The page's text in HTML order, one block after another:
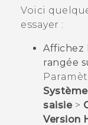
Voici
essayer :
Affichez
rangée
Système
saisie>
Version